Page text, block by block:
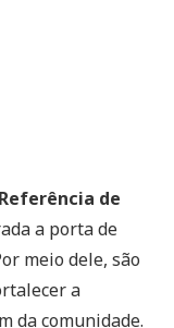
de
a porta de
meio dele, são
a
da comunidade.